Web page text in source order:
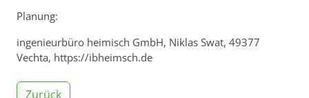
Planung:
ingenieurbüro heimisch GmbH, Niklas Swat, 49377
Vechta, https://ibheimsch.de
Zurück